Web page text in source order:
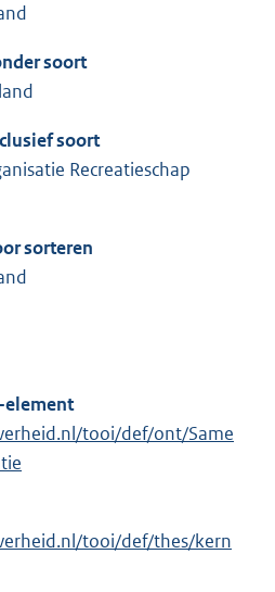
soort
soort
Recreatieschap
sorteren
element
tooi/def/ont/Same
tooi/def/thes/kern